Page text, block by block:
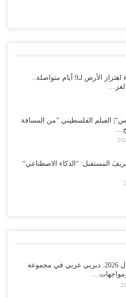
ما السر وراء اهتزاز الأرض لـ9 أيام متواصلة..
الفيلم الفلسطيني “من المسافة
المستقبل: “الذكاء الاصطناعي“
قرعة مونديال 2026: ديربي عربي في مجموعة
ومواجهات…